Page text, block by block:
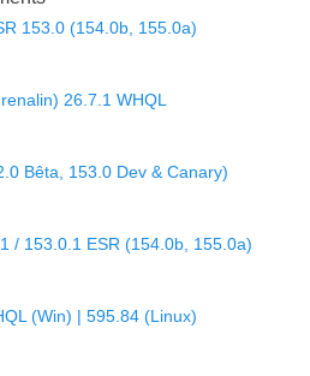
153.0 (154.0b, 155.0a)
26.7.1 WHQL
Bêta, 153.0 Dev & Canary)
/ 153.0.1 ESR (154.0b, 155.0a)
(Win) | 595.84 (Linux)